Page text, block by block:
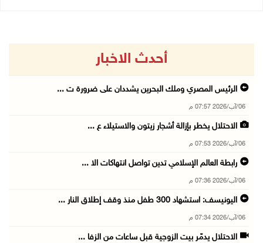
أحدث الاخبار
الرئيس المصري وملك البحرين يشددان على ضرورة ت ...
06/آب/2026 07:57 م
الاحتلال يخطر بإزالة أشجار زيتون والاستيلاء ع ...
06/آب/2026 07:53 م
رابطة العالم الإسلامي تدين تواصل انتهاكات الا ...
06/آب/2026 07:36 م
اليونيسف: استشهاد 300 طفل منذ وقف إطلاق النار ...
06/آب/2026 07:34 م
الاحتلال يدمّر بيت الزوجية قبل ساعات من الزفا ...